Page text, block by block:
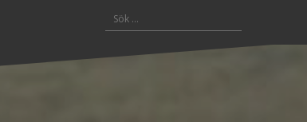
Sök
efter: